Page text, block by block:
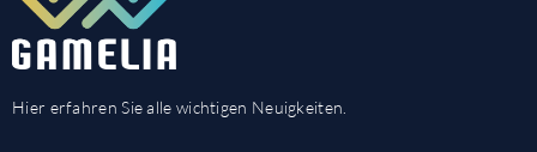
Hier erfahren Sie alle wichtigen Neuigkeiten.